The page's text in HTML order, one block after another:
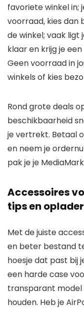
favoriete winkel in;
voorraad, kies dan
de winkel; vaak ligt
klaar en krijg je
Geen voorraad in
winkels of kies
Rond grote deals
beschikbaarheid
je vertrekt. Betaal
en neem je
pak je je
Accessoires
tips en
Met de juiste
en beter bestand
hoesje dat past bij
een harde case
transparant model
houden. Heb je